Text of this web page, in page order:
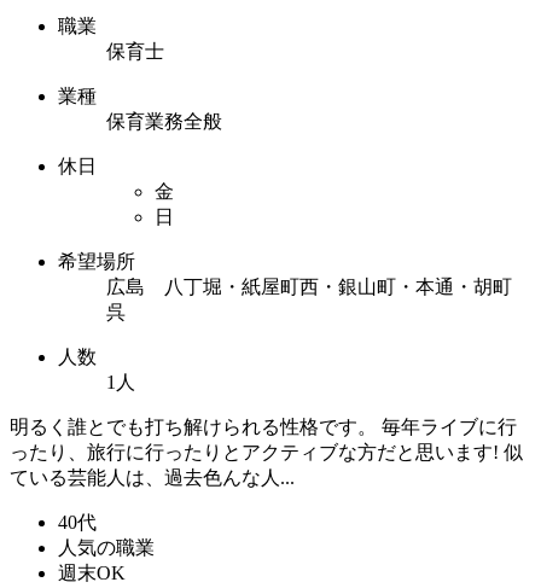
職業
保育士
業種
保育業務全般
休日
金
日
希望場所
広島 八丁堀・紙屋町西・銀山町・本通・胡町
呉
人数
1人
明るく誰とでも打ち解けられる性格です。 毎年ライブに行
ったり、旅行に行ったりとアクティブな方だと思います! 似
ている芸能人は、過去色んな人...
40代
人気の職業
週末OK